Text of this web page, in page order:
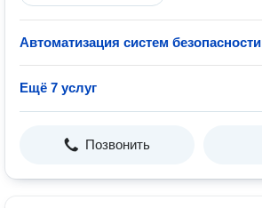
Автоматизация систем безопасности
Ещё 7 услуг
Позвонить